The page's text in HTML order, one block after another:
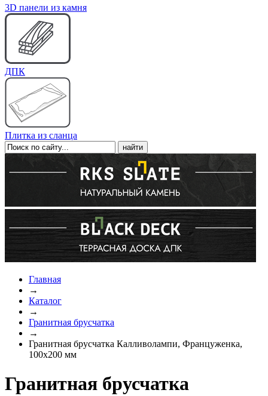
3D панели из камня
ДПК
Плитка из сланца
Главная
→
Каталог
→
Гранитная брусчатка
→
Гранитная брусчатка Калливолампи, Француженка,
100x200 мм
Гранитная брусчатка